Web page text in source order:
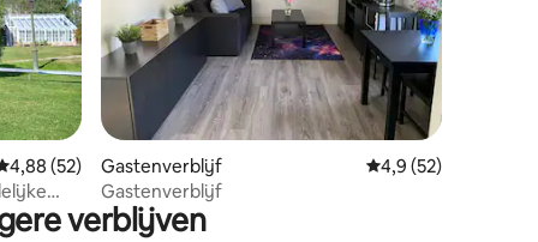
beoordeling van 4,88 op 5, 52 recensies
4,88 (52)
Gastenverblijf Gemiddelde
4,9 (52)
Gastenverblijf
verblijven